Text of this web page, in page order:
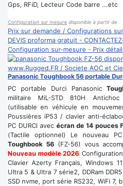
Gps, RFiD, Lecteur Code barre ...etc
Configuration sur mesure disponible à partir de
Prix sur demande / Configurations
DEVIS proforma gratuit -
Configuration sur-mesure - Prix
Panasonic Toughbook 56 portable
PC portable Durci Panasonic
militaire MiL-STD 810H
(utilisable en véhicule en
Poussières iP53 / clavier anti-
PC DURCI avec écran de 14 pouces
(Tactile optionnel) Le nouveau
Toughbook 56 (FZ-56) vous
Nouveau modèle 2026
Clavier Azerty Français, Windows
Ultra 5 & Ultra 7 série2, DDRam
SSD nvme, port série RS232, WiFi